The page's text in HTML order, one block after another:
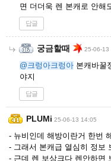
면 더더욱 렌 본캐로 안해
답글
궁금할때 25-06-13
@크렁아크렁아 본캐바꿀
야지
답글
PLUMi 25-06-13 14:05
- 뉴비인데 해방이란거 한번
- 그래서 본캐급 열심히 정보
- 근데 렌 보상크다 렌안하면